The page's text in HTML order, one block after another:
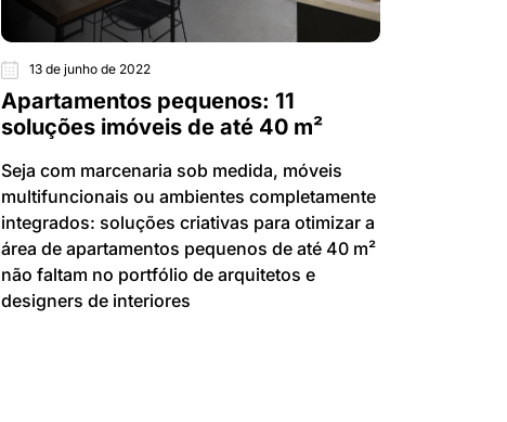
13 de junho de 2022
Apartamentos pequenos: 11
soluções imóveis de até 40 m²
Seja com marcenaria sob medida, móveis
multifuncionais ou ambientes completamente
integrados: soluções criativas para otimizar a
área de apartamentos pequenos de até 40 m²
não faltam no portfólio de arquitetos e
designers de interiores